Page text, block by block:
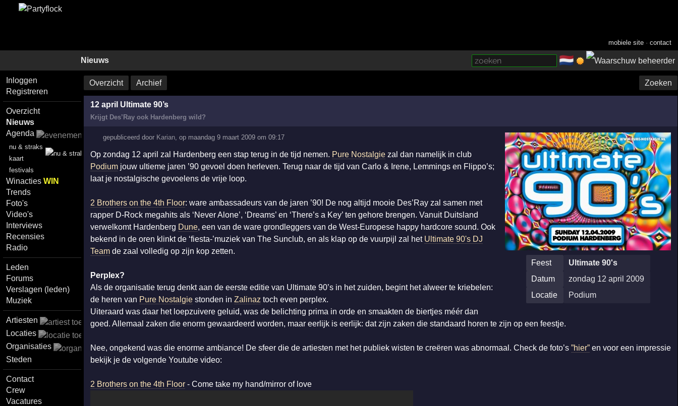
mobiele site ·contact
Nieuws 🇳🇱
Inloggen
Registreren
Overzicht
Nieuws
Agenda
nu & straks
kaart
festivals
WinactiesWIN
Trends
Foto's
Video's
Interviews
Recensies
Radio
Leden
Forums
Verslagen (leden)
Muziek
Artiesten
Locaties
Organisaties
Steden
Contact
Crew
Vacatures
Overzicht Archief Zoeken
12 april Ultimate 90’s
Krijgt Des’Ray ook Hardenberg wild?
gepubliceerd door Karian, op maandag 9 maart 2009 om 09:17
Feest
Ultimate 90's
Datum
zondag 12 april 2009
Locatie
Podium
Op zondag 12 april zal Hardenberg een stap terug in de tijd nemen. Pure Nostalgiezal dan namelijk in club
Podiumjouw ultieme jaren ’90 gevoel doen herleven. Terug naar de tijd van Carlo & Irene, Lemmings en Flippo’s;
laat je nostalgische gevoelens de vrije loop.
2 Brothers on the 4th Floor: ware ambassadeurs van de jaren ’90! De nog altijd mooie Des’Ray zal samen met
rapper D-Rock megahits als ‘Never Alone’, ‘Dreams’ en ‘There’s a Key’ ten gehore brengen. Vanuit Duitsland
verwelkomt Hardenberg Dune, een van de ware grondleggers van de West-Europese happy hardcore sound. Ook
bekend in de oren klinkt de ‘fiesta-’muziek van The Sunclub, en als klap op de vuurpijl zal het Ultimate 90's DJ
Teamde zaal volledig op zijn kop zetten.
Perplex?
Als de organisatie terug denkt aan de eerste editie van Ultimate 90’s in het zuiden, begint het alweer te kriebelen:
de heren van Pure Nostalgiestonden in Zalinaz toch even perplex.
Uiteraard was daar het loepzuivere geluid, was de belichting prima in orde en smaakten de biertjes méér dan
goed. Allemaal zaken die enorm gewaardeerd worden, maar eerlijk is eerlijk: dat zijn zaken die standaard horen te zijn op een feestje.
Nee, ongekend was die enorme ambiance! De sfeer die de artiesten met het publiek wisten te creëren was abnormaal. Check de foto’s ”hier”en voor een impressie
bekijk je de volgende Youtube video:
2 Brothers on the 4th Floor- Come take my hand/mirror of love